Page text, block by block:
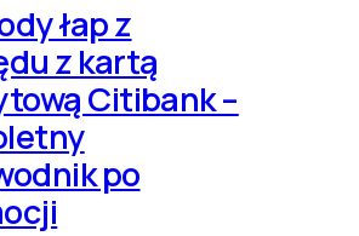
łap z
z kartą
Citibank –
po